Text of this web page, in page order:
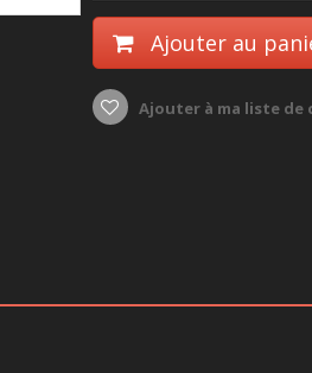
Ajouter au
Ajouter à ma liste de